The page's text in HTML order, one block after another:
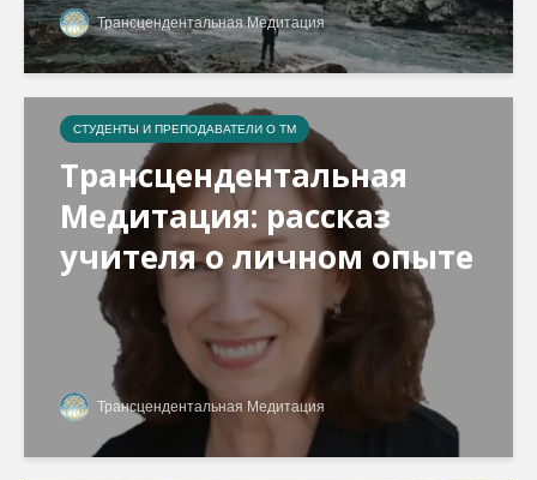
Трансцендентальная Медитация
СТУДЕНТЫ И ПРЕПОДАВАТЕЛИ О ТМ
Трансцендентальная
Медитация: рассказ
учителя о личном опыте
Трансцендентальная Медитация